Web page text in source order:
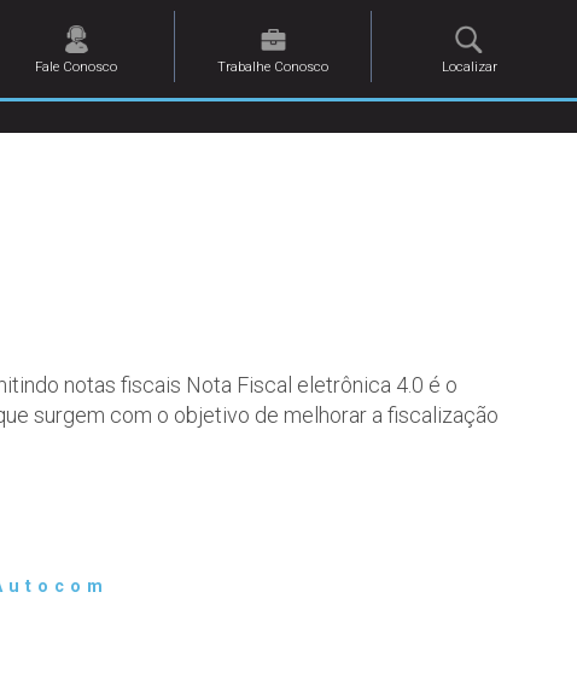
Fale Conosco Trabalhe Conosco Localizar
notas fiscais Nota Fiscal eletrônica 4.0 é o
surgem com o objetivo de melhorar a fiscalização